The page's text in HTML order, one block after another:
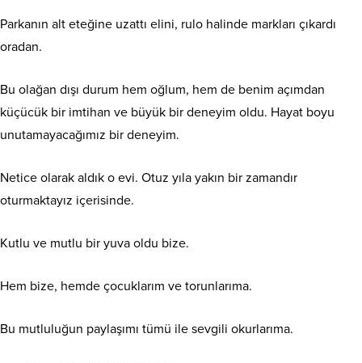
Parkanın alt eteğine uzattı elini, rulo halinde markları çıkardı
oradan.
Bu olağan dışı durum hem oğlum, hem de benim açımdan
küçücük bir imtihan ve büyük bir deneyim oldu. Hayat boyu
unutamayacağımız bir deneyim.
Netice olarak aldık o evi. Otuz yıla yakın bir zamandır
oturmaktayız içerisinde.
Kutlu ve mutlu bir yuva oldu bize.
Hem bize, hemde çocuklarım ve torunlarıma.
Bu mutluluğun paylaşımı tümü ile sevgili okurlarıma.